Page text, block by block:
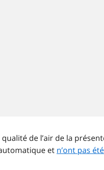
de l’air de la
et n’ont pas